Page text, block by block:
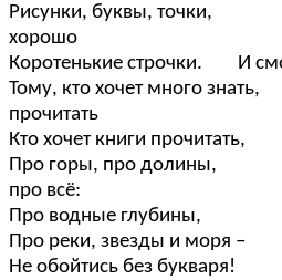
Рисунки, буквы,
хорошо
Коротенькие строчки. И
Тому, кто хочет много
прочитать
Кто хочет книги
Про горы, про долины, А
про всё:
Про водные глубины,
Про реки, звезды и моря
Не обойтись без